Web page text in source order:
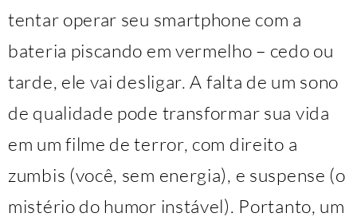
tentar operar seu smartphone com a
bateria piscando em vermelho – cedo ou
tarde, ele vai desligar. A falta de um sono
de qualidade pode transformar sua vida
em um filme de terror, com direito a
zumbis (você, sem energia), e suspense (o
mistério do humor instável). Portanto, um